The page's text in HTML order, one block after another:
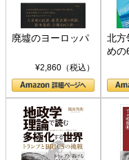
廃墟のヨーロッパ
¥2,860（税込）
北方
めの